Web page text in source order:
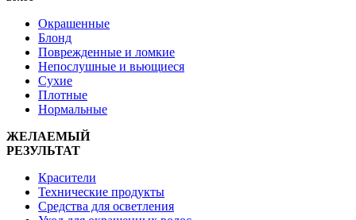
Окрашенные
Блонд
Поврежденные и ломкие
Непослушные и вьющиеся
Сухие
Плотные
Нормальные
ЖЕЛАЕМЫЙ
РЕЗУЛЬТАТ
Красители
Технические продукты
Средства для осветления